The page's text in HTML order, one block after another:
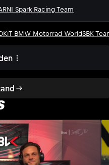
Spark Racing Team
BMW Motorrad WorldSBK